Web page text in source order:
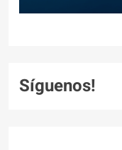
Síguenos!